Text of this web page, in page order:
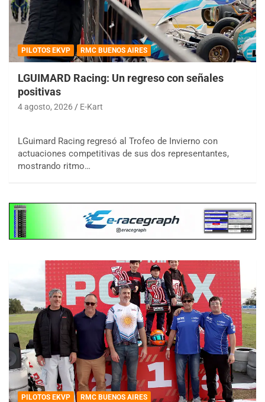
PILOTOS EKVP RMC BUENOS AIRES
LGUIMARD Racing: Un regreso con señales
positivas
4 agosto, 2026 E-Kart
LGuimard Racing regresó al Trofeo de Invierno con
actuaciones competitivas de sus dos representantes,
mostrando ritmo…
PILOTOS EKVP RMC BUENOS AIRES